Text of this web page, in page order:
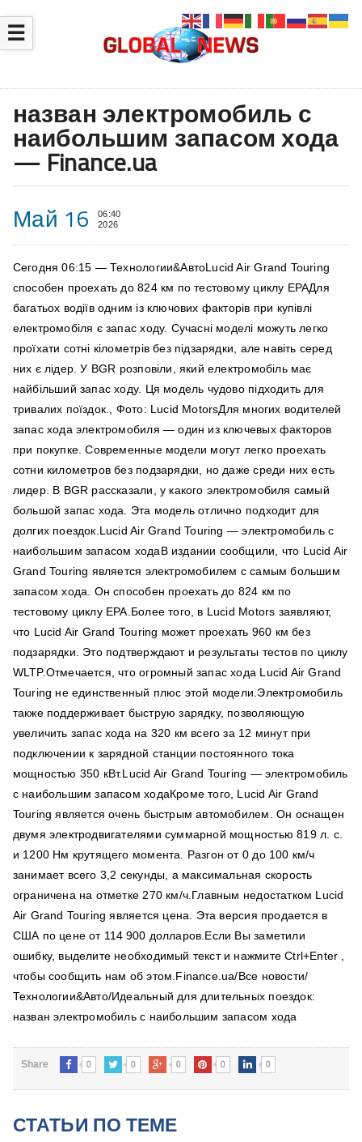
☰
назван электромобиль с
наибольшим запасом хода
— Finance.ua
Май 16
06:40
2026
Сегодня 06:15 — Технологии&АвтоLucid Air Grand Touring
способен проехать до 824 км по тестовому циклу EPAДля
багатьох водіїв одним із ключових факторів при купівлі
електромобіля є запас ходу. Сучасні моделі можуть легко
проїхати сотні кілометрів без підзарядки, але навіть серед
них є лідер. У BGR розповіли, який електромобіль має
найбільший запас ходу. Ця модель чудово підходить для
тривалих поїздок., Фото: Lucid MotorsДля многих водителей
запас хода электромобиля — один из ключевых факторов
при покупке. Современные модели могут легко проехать
сотни километров без подзарядки, но даже среди них есть
лидер. В BGR рассказали, у какого электромобиля самый
большой запас хода. Эта модель отлично подходит для
долгих поездок.Lucid Air Grand Touring — электромобиль с
наибольшим запасом ходаВ издании сообщили, что Lucid Air
Grand Touring является электромобилем с самым большим
запасом хода. Он способен проехать до 824 км по
тестовому циклу EPA.Более того, в Lucid Motors заявляют,
что Lucid Air Grand Touring может проехать 960 км без
подзарядки. Это подтверждают и результаты тестов по циклу
WLTP.Отмечается, что огромный запас хода Lucid Air Grand
Touring не единственный плюс этой модели.Электромобиль
также поддерживает быструю зарядку, позволяющую
увеличить запас хода на 320 км всего за 12 минут при
подключении к зарядной станции постоянного тока
мощностью 350 кВт.Lucid Air Grand Touring — электромобиль
с наибольшим запасом ходаКроме того, Lucid Air Grand
Touring является очень быстрым автомобилем. Он оснащен
двумя электродвигателями суммарной мощностью 819 л. с.
и 1200 Нм крутящего момента. Разгон от 0 до 100 км/ч
занимает всего 3,2 секунды, а максимальная скорость
ограничена на отметке 270 км/ч.Главным недостатком Lucid
Air Grand Touring является цена. Эта версия продается в
США по цене от 114 900 долларов.Если Вы заметили
ошибку, выделите необходимый текст и нажмите Ctrl+Enter ,
чтобы сообщить нам об этом.Finance.ua/Все новости/
Технологии&Авто/Идеальный для длительных поездок:
назван электромобиль с наибольшим запасом хода
Share 0 0 0 0 0
СТАТЬИ ПО ТЕМЕ